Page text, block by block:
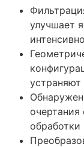
улучшает
очертания
обработки